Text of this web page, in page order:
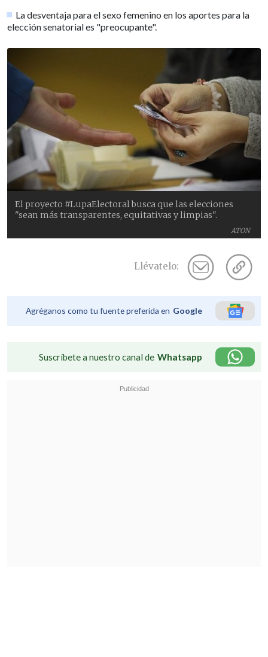
La desventaja para el sexo femenino en los aportes para la
elección senatorial es "preocupante".
ATON
El proyecto #LupaElectoral busca que las elecciones
"sean más transparentes, equitativas y limpias".
Llévatelo:
Agréganos como tu fuente preferida en Google
Suscríbete a nuestro canal de Whatsapp